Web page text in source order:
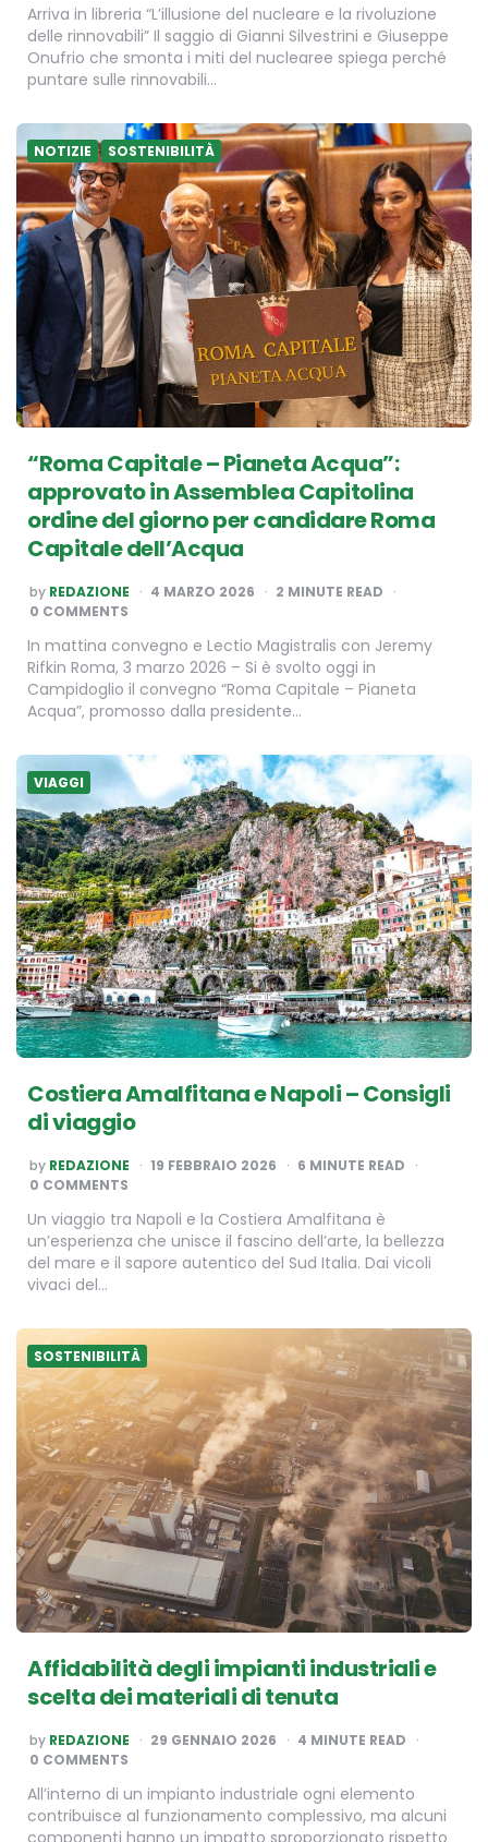
Arriva in libreria “L’illusione del nucleare e la rivoluzione
delle rinnovabili” Il saggio di Gianni Silvestrini e Giuseppe
Onufrio che smonta i miti del nuclearee spiega perché
puntare sulle rinnovabili…
NOTIZIE SOSTENIBILITÀ
“Roma Capitale – Pianeta Acqua”:
approvato in Assemblea Capitolina
ordine del giorno per candidare Roma
Capitale dell’Acqua
POSTED
BY
by REDAZIONE 4 MARZO 2026 2 MINUTE READ
0 COMMENTS
In mattina convegno e Lectio Magistralis con Jeremy
Rifkin Roma, 3 marzo 2026 – Si è svolto oggi in
Campidoglio il convegno “Roma Capitale – Pianeta
Acqua”, promosso dalla presidente…
VIAGGI
​​Costiera Amalfitana e Napoli – Consigli
di viaggio
POSTED
BY
by REDAZIONE 19 FEBBRAIO 2026 6 MINUTE READ
0 COMMENTS
Un viaggio tra Napoli e la Costiera Amalfitana è
un’esperienza che unisce il fascino dell’arte, la bellezza
del mare e il sapore autentico del Sud Italia. Dai vicoli
vivaci del…
SOSTENIBILITÀ
Affidabilità degli impianti industriali e
scelta dei materiali di tenuta
POSTED
BY
by REDAZIONE 29 GENNAIO 2026 4 MINUTE READ
0 COMMENTS
All’interno di un impianto industriale ogni elemento
contribuisce al funzionamento complessivo, ma alcuni